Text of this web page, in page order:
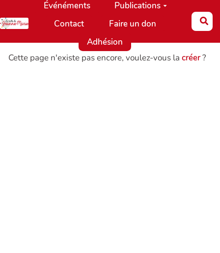
Aller au contenu principal
Événéments
Publications
Contact
Faire un don
Adhésion
Cette page n'existe pas encore, voulez-vous la créer?